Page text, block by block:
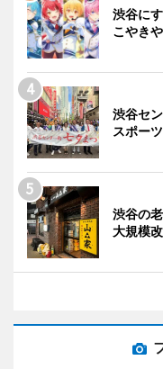
渋谷に
こやき
渋谷セ
スポー
渋谷の
大規模